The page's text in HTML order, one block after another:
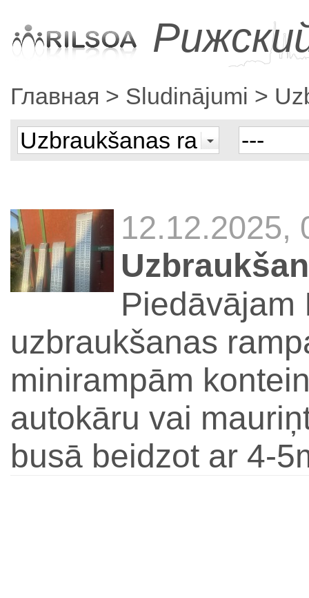
Главная Sludinājumi
12.12.2025,
Piedāvājam
uzbraukšanas
minirampām
autokāru vai
busā beidzot ar 4-